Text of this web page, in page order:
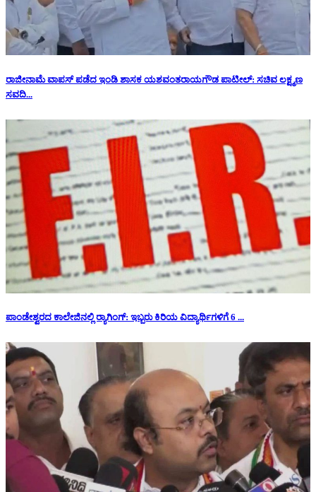
ರಾಜೀನಾಮೆ ವಾಪಸ್ ಪಡೆದ ಇಂಡಿ ಶಾಸಕ ಯಶವಂತರಾಯಗೌಡ ಪಾಟೀಲ್: ಸಚಿವ ಲಕ್ಷ್ಮಣ
ಸವದಿ...
ಪಾಂಡೇಶ್ವರದ ಕಾಲೇಜಿನಲ್ಲಿ ರ‍್ಯಾಗಿಂಗ್: ಇಬ್ಬರು ಕಿರಿಯ ವಿದ್ಯಾರ್ಥಿಗಳಿಗೆ 6 ...